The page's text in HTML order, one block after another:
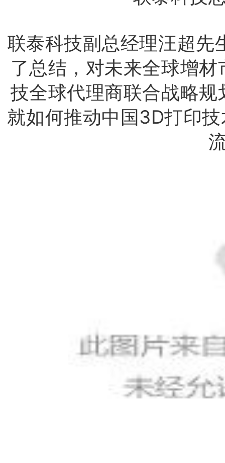
联泰科技副总经理汪超先
了总结，对未来全球增
技全球代理商联合战略
就如何推动中国3D打印